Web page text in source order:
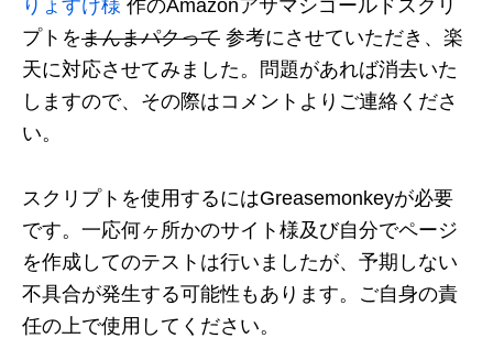
りょすけ様 作のAmazonアサマシゴールドスクリ
プトをまんまパクって 参考にさせていただき、楽
天に対応させてみました。問題があれば消去いた
しますので、その際はコメントよりご連絡くださ
い。
スクリプトを使用するにはGreasemonkeyが必要
です。一応何ヶ所かのサイト様及び自分でページ
を作成してのテストは行いましたが、予期しない
不具合が発生する可能性もあります。ご自身の責
任の上で使用してください。